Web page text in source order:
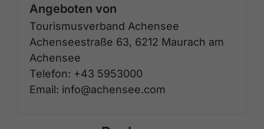
Angeboten von
Tourismusverband Achensee
Achenseestraße 63, 6212 Maurach am
Achensee
Telefon: +43 5953000
Email: info@achensee.com